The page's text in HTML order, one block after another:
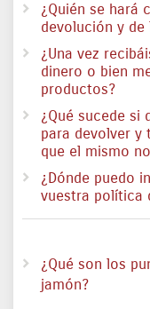
¿Quién se hará
devolución y
¿Una vez
dinero o bien
productos?
¿Qué sucede si
para devolver y
que el mismo
¿Dónde puedo
vuestra política
¿Qué son los
jamón?